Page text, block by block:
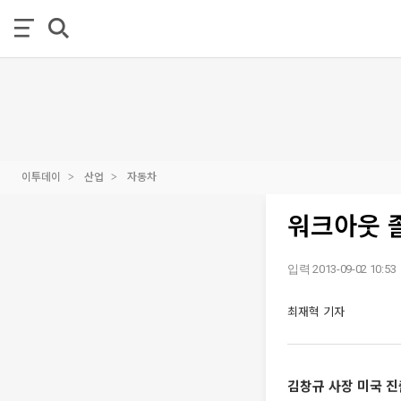
이투데이 산업 자동차
워크아웃
입력 2013-09-02 10:53
최재혁 기자
김창규 사장 미국